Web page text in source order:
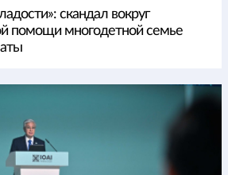
скандал вокруг
помощи многодетной семье